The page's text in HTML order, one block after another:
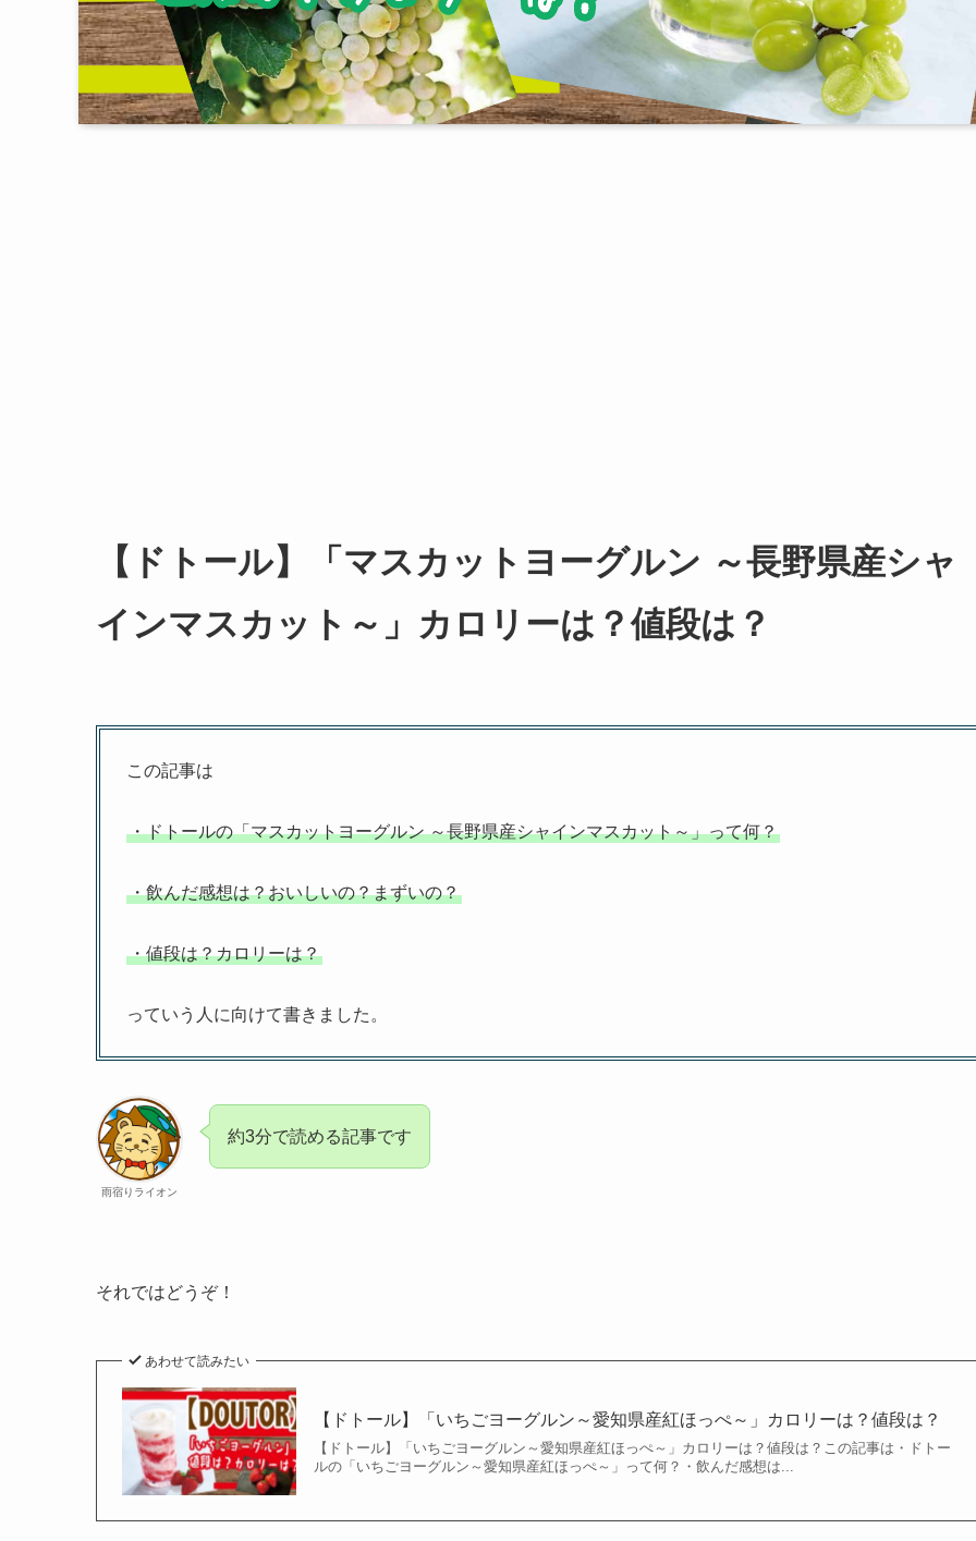
【ドトール】「マスカットヨーグルン ～長野県産シャ
インマスカット～」カロリーは？値段は？
この記事は
・ドトールの「マスカットヨーグルン ～長野県産シャインマスカット～」って何？
・飲んだ感想は？おいしいの？まずいの？
・値段は？カロリーは？
っていう人に向けて書きました。
雨宿りライオン
約3分で読める記事です
それではどうぞ！
あわせて読みたい
【ドトール】「いちごヨーグルン～愛知県産紅ほっぺ～」カロリーは？値段は？
【ドトール】「いちごヨーグルン～愛知県産紅ほっぺ～」カロリーは？値段は？この記事は・ドトー
ルの「いちごヨーグルン～愛知県産紅ほっぺ～」って何？・飲んだ感想は...